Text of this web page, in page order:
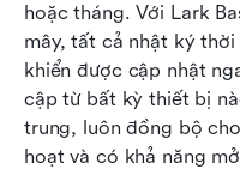
hoặc tháng. Với Lark
mây, tất cả nhật ký
khiển được cập nhật
cập từ bất kỳ thiết bị
trung, luôn đồng bộ
hoạt và có khả năng